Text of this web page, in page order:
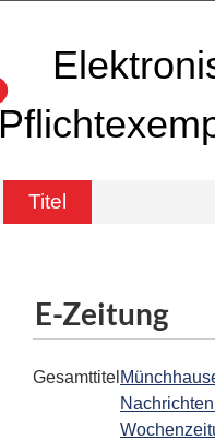
Titel
E-Zeitung
Gesamttitel